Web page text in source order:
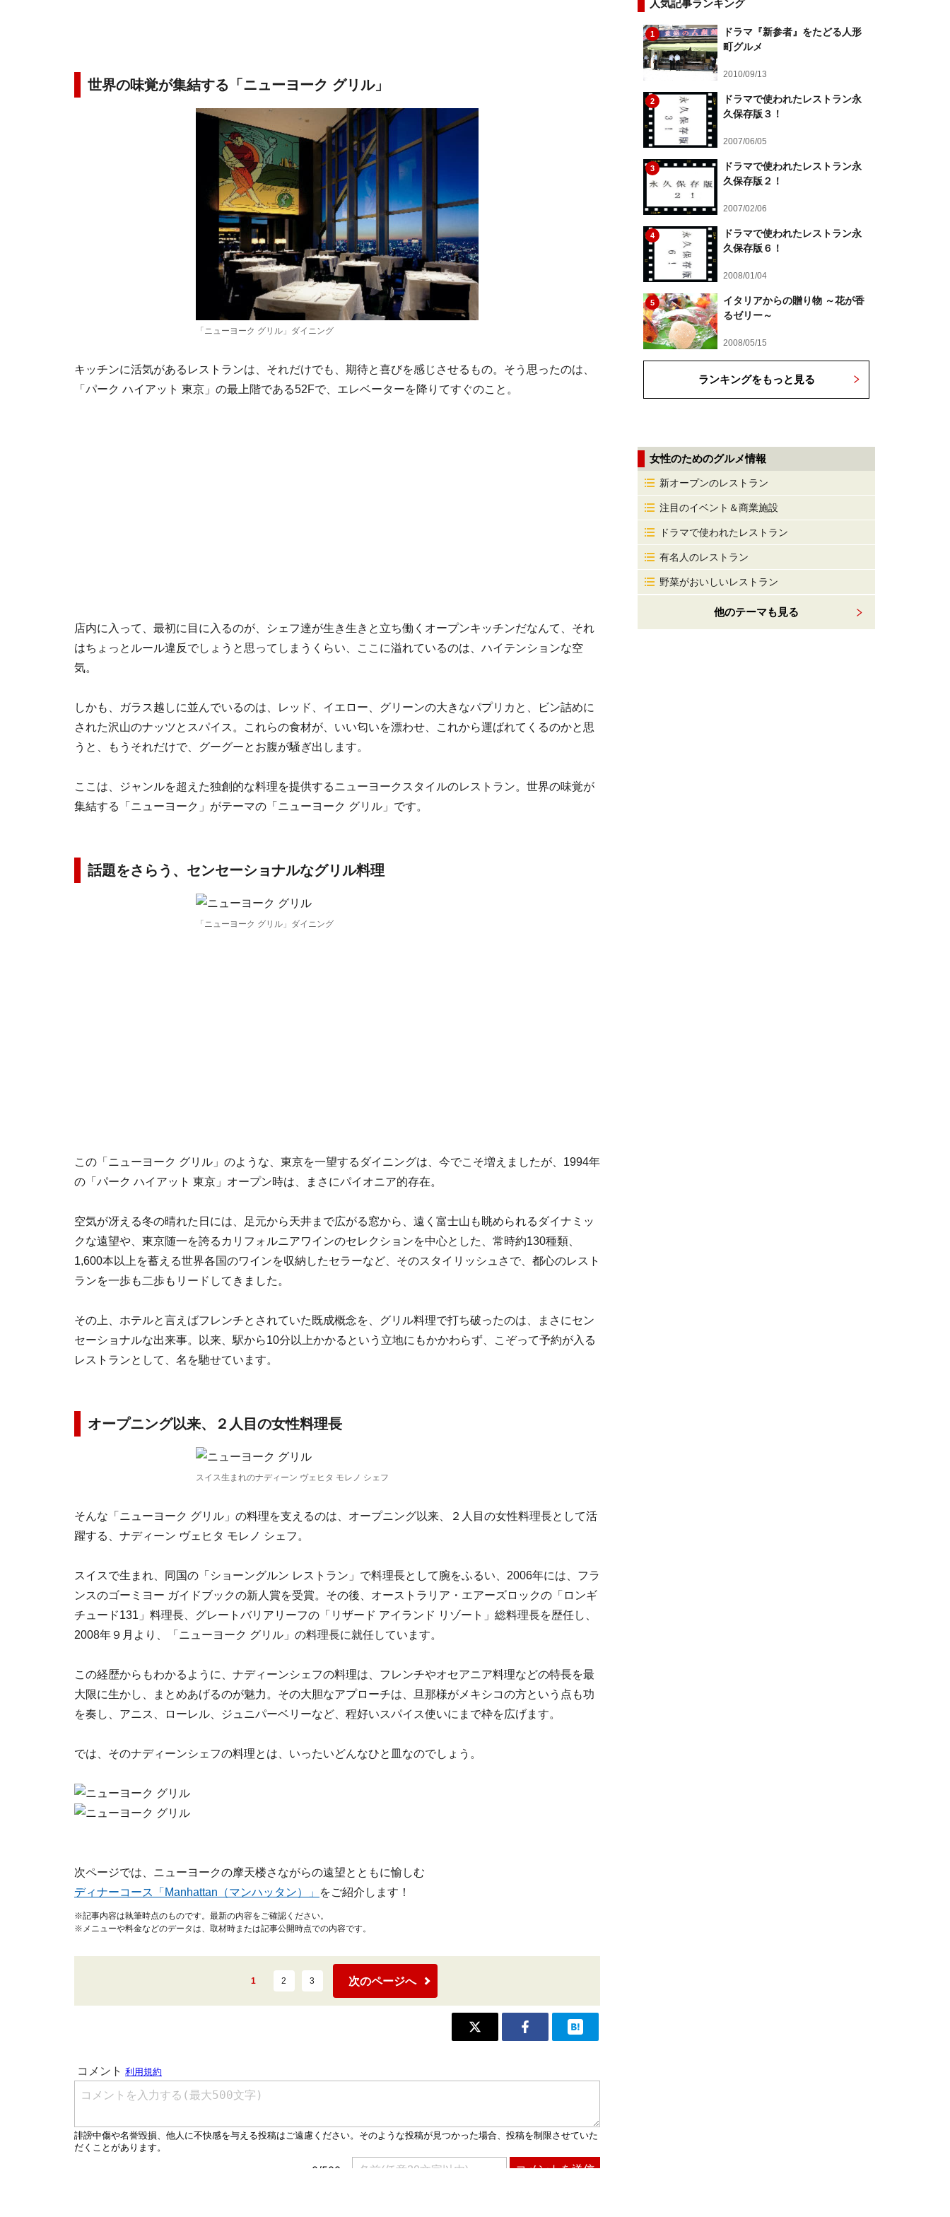
世界の味覚が集結する「ニューヨーク グリル」
「ニューヨーク グリル」ダイニング
キッチンに活気があるレストランは、それだけでも、期待と喜びを感じさせるもの。そう思ったのは、
「パーク ハイアット 東京」の最上階である52Fで、エレベーターを降りてすぐのこと。
店内に入って、最初に目に入るのが、シェフ達が生き生きと立ち働くオープンキッチンだなんて、それ
はちょっとルール違反でしょうと思ってしまうくらい、ここに溢れているのは、ハイテンションな空
気。
しかも、ガラス越しに並んでいるのは、レッド、イエロー、グリーンの大きなパプリカと、ビン詰めに
された沢山のナッツとスパイス。これらの食材が、いい匂いを漂わせ、これから運ばれてくるのかと思
うと、もうそれだけで、グーグーとお腹が騒ぎ出します。
ここは、ジャンルを超えた独創的な料理を提供するニューヨークスタイルのレストラン。世界の味覚が
集結する「ニューヨーク」がテーマの「ニューヨーク グリル」です。
話題をさらう、センセーショナルなグリル料理
「ニューヨーク グリル」ダイニング
この「ニューヨーク グリル」のような、東京を一望するダイニングは、今でこそ増えましたが、1994年
の「パーク ハイアット 東京」オープン時は、まさにパイオニア的存在。
空気が冴える冬の晴れた日には、足元から天井まで広がる窓から、遠く富士山も眺められるダイナミッ
クな遠望や、東京随一を誇るカリフォルニアワインのセレクションを中心とした、常時約130種類、
1,600本以上を蓄える世界各国のワインを収納したセラーなど、そのスタイリッシュさで、都心のレスト
ランを一歩も二歩もリードしてきました。
その上、ホテルと言えばフレンチとされていた既成概念を、グリル料理で打ち破ったのは、まさにセン
セーショナルな出来事。以来、駅から10分以上かかるという立地にもかかわらず、こぞって予約が入る
レストランとして、名を馳せています。
オープニング以来、２人目の女性料理長
スイス生まれのナディーン ヴェヒタ モレノ シェフ
そんな「ニューヨーク グリル」の料理を支えるのは、オープニング以来、２人目の女性料理長として活
躍する、ナディーン ヴェヒタ モレノ シェフ。
スイスで生まれ、同国の「ショーングルン レストラン」で料理長として腕をふるい、2006年には、フラ
ンスのゴーミヨー ガイドブックの新人賞を受賞。その後、オーストラリア・エアーズロックの「ロンギ
チュード131」料理長、グレートバリアリーフの「リザード アイランド リゾート」総料理長を歴任し、
2008年９月より、「ニューヨーク グリル」の料理長に就任しています。
この経歴からもわかるように、ナディーンシェフの料理は、フレンチやオセアニア料理などの特長を最
大限に生かし、まとめあげるのが魅力。その大胆なアプローチは、旦那様がメキシコの方という点も功
を奏し、アニス、ローレル、ジュニパーベリーなど、程好いスパイス使いにまで枠を広げます。
では、そのナディーンシェフの料理とは、いったいどんなひと皿なのでしょう。
次ページでは、ニューヨークの摩天楼さながらの遠望とともに愉しむ
ディナーコース「Manhattan（マンハッタン）」
をご紹介します！
※記事内容は執筆時点のものです。最新の内容をご確認ください。
※メニューや料金などのデータは、取材時または記事公開時点での内容です。
1 2 3 次のページへ
人気記事ランキング
1
ドラマ『新参者』をたどる人形
町グルメ
2010/09/13
2
ドラマで使われたレストラン永
久保存版３！
2007/06/05
3
ドラマで使われたレストラン永
久保存版２！
2007/02/06
4
ドラマで使われたレストラン永
久保存版６！
2008/01/04
5
イタリアからの贈り物 ～花が香
るゼリー～
2008/05/15
ランキングをもっと見る
女性のためのグルメ情報
新オープンのレストラン
注目のイベント＆商業施設
ドラマで使われたレストラン
有名人のレストラン
野菜がおいしいレストラン
他のテーマも見る